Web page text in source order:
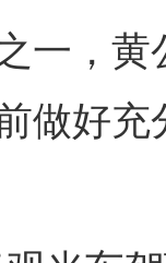
一，黄
做好